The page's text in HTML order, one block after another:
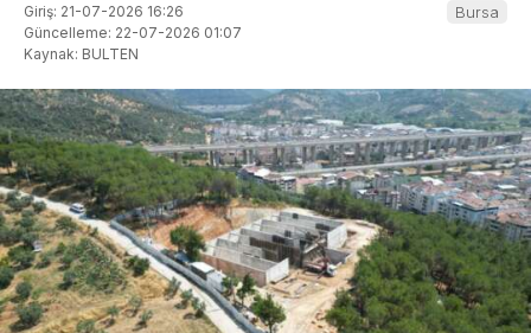
Giriş: 21-07-2026 16:26
Güncelleme: 22-07-2026 01:07
Kaynak: BULTEN
Bursa